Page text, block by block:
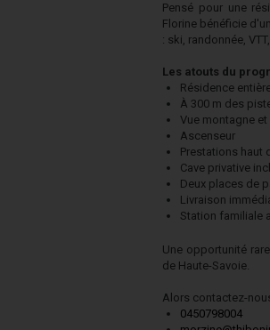
Pensé pour une
Florine bénéficie
: ski, randonnée,
Les atouts du
Résidence
À 300 m des
Vue montagne
Ascenseur
Prestations haut
Cave privative
Deux places de
Livraison
Station familiale
Une opportunité
de Haute-Savoie.
Alors contactez-
0450798004